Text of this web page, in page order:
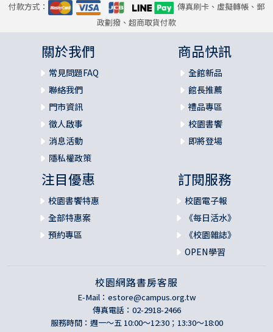
付款方式：
傳真刷卡、虛擬轉帳、郵
政劃撥、超商取貨付款
關於我們
常見問題FAQ
聯絡我們
門市資訊
徵人啟事
消息活動
隱私權政策
商品快訊
全館新品
館長推薦
禮品專區
校園書饗
即將登場
注目優惠
校園書饗特惠
全部特惠案
預約專區
訂閱服務
校園電子報
《每日活水》
《校園雜誌》
OPEN學習
校園網路書房客服
E-Mail： estore@campus.org.tw
傳真電話：02-2918-2466
服務時間：週一～五 10:00～12:30；13:30～18:00